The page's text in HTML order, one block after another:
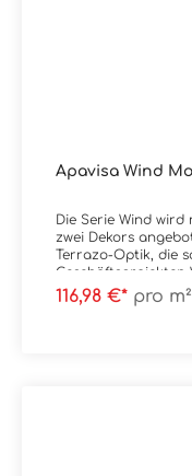
Apavisa Wind
Die Serie Wind
zwei Dekors
Terrazo-Optik, die
Geschäftsprojekten
Touch verleiht.
116,98 €* pro m²